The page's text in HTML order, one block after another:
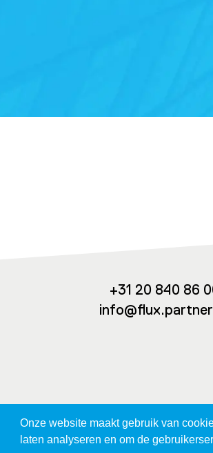
Onze website maakt gebruik van
laten analyseren en om de
+31 20 840 86